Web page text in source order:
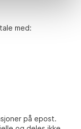
med:
på epost.